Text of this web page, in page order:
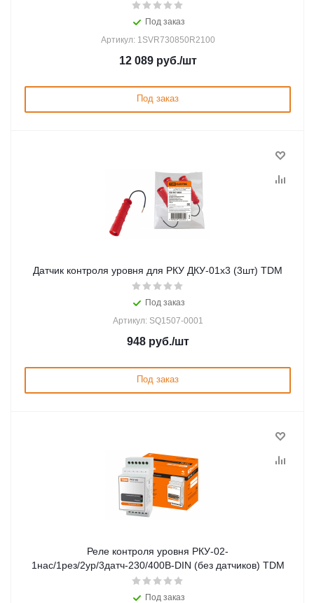
Под заказ
Артикул: 1SVR730850R2100
12 089руб./шт
Под заказ
Датчик контроля уровня для РКУ ДКУ-01х3 (3шт) TDM
Под заказ
Артикул: SQ1507-0001
948руб./шт
Под заказ
Реле контроля уровня РКУ-02-
1нас/1рез/2ур/3датч-230/400В-DIN (без датчиков) TDM
Под заказ